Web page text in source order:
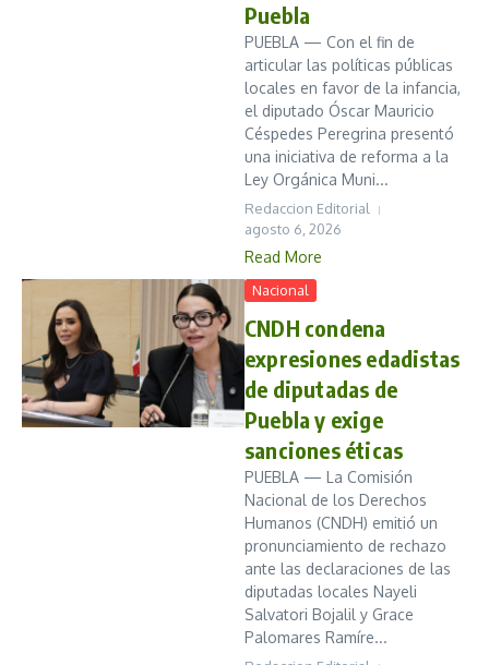
Puebla
PUEBLA — Con el fin de
articular las políticas públicas
locales en favor de la infancia,
el diputado Óscar Mauricio
Céspedes Peregrina presentó
una iniciativa de reforma a la
Ley Orgánica Muni...
Redaccion Editorial
agosto 6, 2026
Read More
Nacional
CNDH condena
expresiones edadistas
de diputadas de
Puebla y exige
sanciones éticas
PUEBLA — La Comisión
Nacional de los Derechos
Humanos (CNDH) emitió un
pronunciamiento de rechazo
ante las declaraciones de las
diputadas locales Nayeli
Salvatori Bojalil y Grace
Palomares Ramíre...